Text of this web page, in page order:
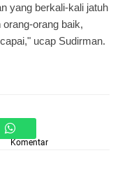
yang berkali-kali jatuh
orang baik,
ucap Sudirman.
Komentar